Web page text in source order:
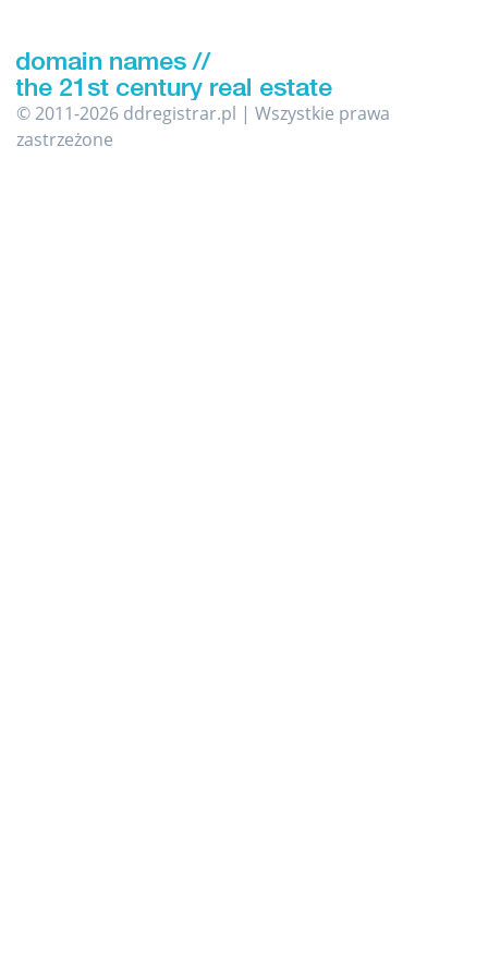
© 2011-2026 ddregistrar.pl | Wszystkie prawa
zastrzeżone